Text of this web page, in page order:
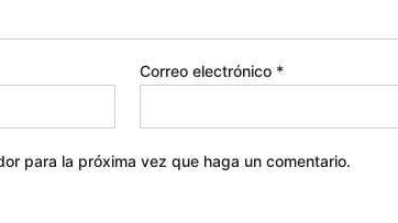
Correo electrónico *
para la próxima vez que haga un comentario.